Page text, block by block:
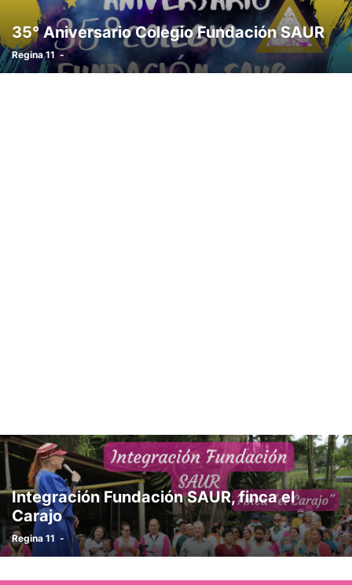
35° Aniversario Colegio Fundación SAUR
Regina 11 -
Integración Fundación SAUR, finca el
Carajo
Regina 11 -